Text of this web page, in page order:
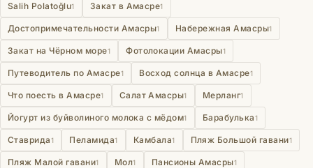
Salih Polatoğlu1 Закат в Амасре1
Достопримечательности Амасры1 Набережная Амасры1
Закат на Чёрном море1 Фотолокации Амасры1
Путеводитель по Амасре1 Восход солнца в Амасре1
Что поесть в Амасре1 Салат Амасры1 Мерланг1
Йогурт из буйволиного молока с мёдом1 Барабулька1
Ставрида1 Пеламида1 Камбала1 Пляж Большой гавани1
Пляж Малой гавани1 Мол1 Пансионы Амасры1